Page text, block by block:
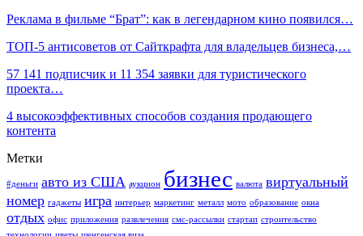
Реклама в фильме “Брат”: как в легендарном кино появился…
ТОП-5 антисоветов от Сайткрафта для владельцев бизнеса,…
57 141 подписчик и 11 354 заявки для туристического
проекта…
4 высокоэффективных способов создания продающего
контента
Метки
#деньги авто из США аукцион бизнес валюта виртуальный
номер гаджеты игра интерьер маркетинг металл мото образование окна
отдых офис приложения развлечения смс-рассылки стартап строительство